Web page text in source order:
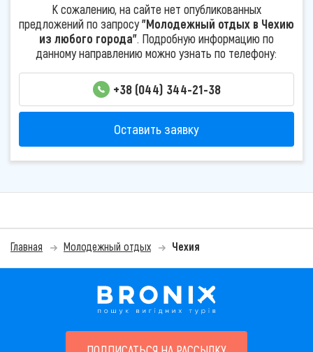
К сожалению, на сайте нет опубликованных
предложений по запросу"Молодежный отдых в Чехию
из любого города". Подробную информацию по
данному направлению можно узнать по телефону:
+38 (044) 344-21-38
Оставить заявку
Главная Молодежный отдых Чехия